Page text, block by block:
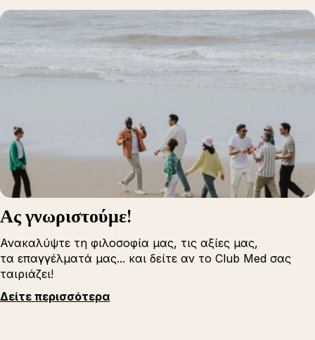
Ας γνωριστούμε!
Ανακαλύψτε τη φιλοσοφία μας, τις αξίες μας,
τα επαγγέλματά μας... και δείτε αν το Club Med σας
ταιριάζει!
Δείτε περισσότερα